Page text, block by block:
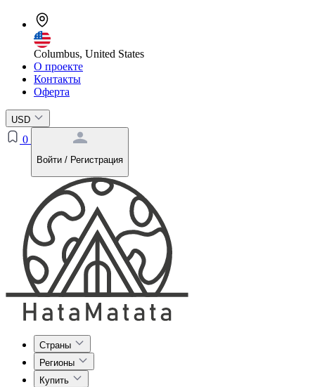
Columbus, United States
О проекте
Контакты
Оферта
USD
0
Войти / Регистрация
Страны
Регионы
Купить